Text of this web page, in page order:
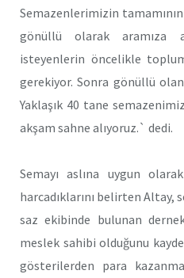
Semazenlerimizin
gönüllü olarak aramıza
isteyenlerin öncelikle
gerekiyor. Sonra gönüllü
Yaklaşık 40 tane
akşam sahne alıyoruz.` dedi.
Semayı aslına uygun
harcadıklarını belirten Altay,
saz ekibinde bulunan
meslek sahibi olduğunu
gösterilerden para